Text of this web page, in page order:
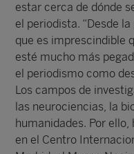
estar cerca de dónde
el periodista. “Desde
que es imprescindible
esté mucho más
el periodismo como
Los campos de
las neurociencias, la
humanidades. Por
en el Centro